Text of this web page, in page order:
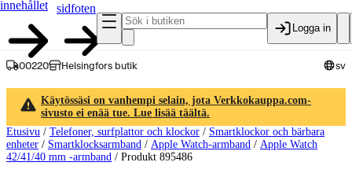
innehållet
sidfoten
Logga in
00220 Helsingfors butik sv
Käytössäsi on vanhempi selain, jota Verkkokauppa.com-
sivusto ei enää tue. Lue lisää täältä.
Etusivu / Telefoner, surfplattor och klockor / Smartklockor och bärbara
enheter / Smartklocksarmband / Apple Watch-armband / Apple Watch
42/41/40 mm -armband / Produkt 895486